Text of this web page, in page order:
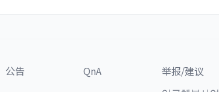
公告 QnA
举报/建议